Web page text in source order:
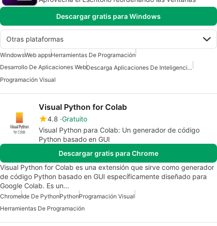
Descargar gratis para Windows
Otras plataformas
WindowsWeb appsHerramientas De Programación
Desarrollo De Aplicaciones Web
Descarga Aplicaciones De Inteligencia Artificial (IA)
Programación Visual
Visual Python for Colab
4.8 Gratuito
Visual Python para Colab: Un generador de código
Python basado en GUI
Descargar gratis para Chrome
Visual Python for Colab es una extensión que sirve como generador
de código Python basado en GUI específicamente diseñado para
Google Colab. Es un…
ChromeIde De PythonPythonProgramación Visual
Herramientas De Programación